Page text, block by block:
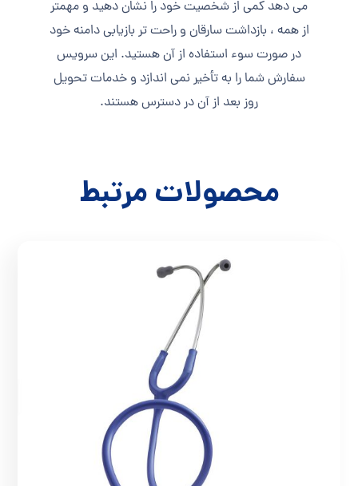
می دهد کمی از شخصیت خود را نشان دهید و مهمتر
از همه ، بازداشت سارقان و راحت تر بازیابی دامنه خود
در صورت سوء استفاده از آن هستید. این سرویس
سفارش شما را به تأخیر نمی اندازد و خدمات تحویل
روز بعد از آن در دسترس هستند.
محصولات مرتبط